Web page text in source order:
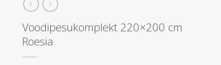
Voodipesukomplekt 220×200 cm
Roesia